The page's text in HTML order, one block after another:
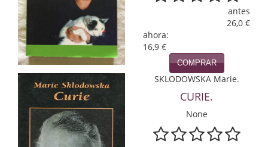
Enciclopedias
Ensayo
Ensayo literario
Filosofía
Física y Química
Física y química
antes
26,0 €
ahora:
16,9 €
COMPRAR
SKLODOWSKA Marie.
CURIE.
None